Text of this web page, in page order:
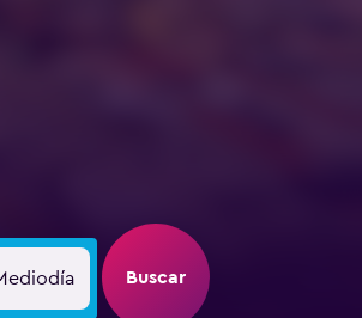
Buscar